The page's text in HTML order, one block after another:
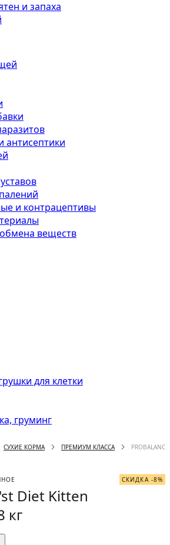
и запаха
антисептики
и контрацептивы
веществ
для клетки
груминг
СУХИЕ КОРМА ПРЕМИУМ КЛАССА
СКИДКА -8%
Diet Kitten
кг